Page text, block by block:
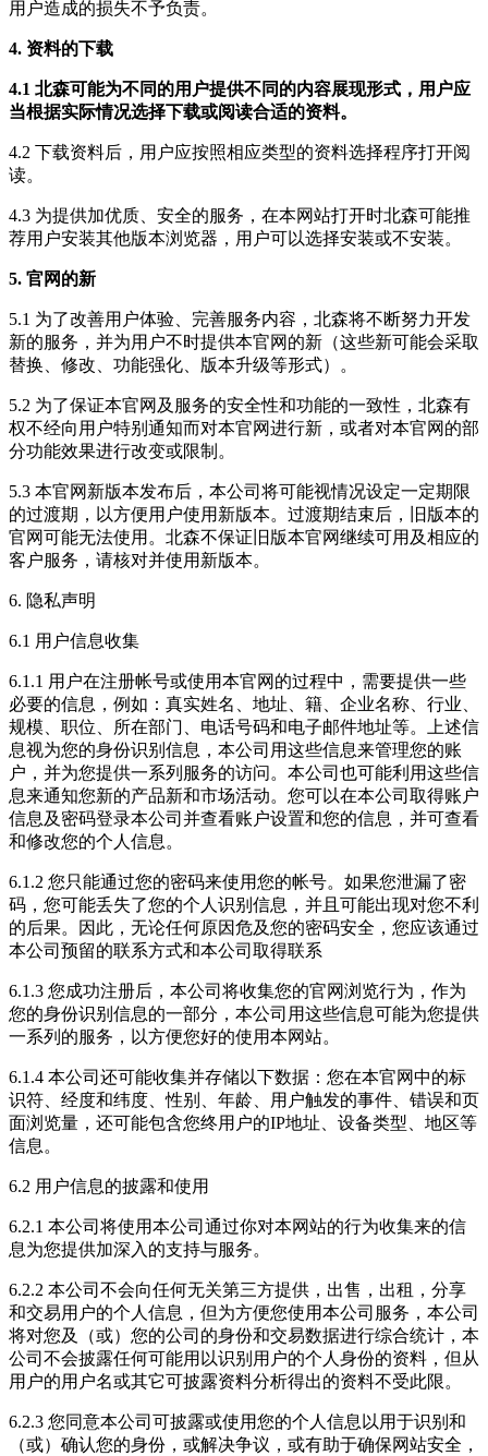
用户造成的损失不予负责。
4. 资料的下载
4.1 北森可能为不同的用户提供不同的内容展现形式，用户应
当根据实际情况选择下载或阅读合适的资料。
4.2 下载资料后，用户应按照相应类型的资料选择程序打开阅
读。
4.3 为提供加优质、安全的服务，在本网站打开时北森可能推
荐用户安装其他版本浏览器，用户可以选择安装或不安装。
5. 官网的新
5.1 为了改善用户体验、完善服务内容，北森将不断努力开发
新的服务，并为用户不时提供本官网的新（这些新可能会采取
替换、修改、功能强化、版本升级等形式）。
5.2 为了保证本官网及服务的安全性和功能的一致性，北森有
权不经向用户特别通知而对本官网进行新，或者对本官网的部
分功能效果进行改变或限制。
5.3 本官网新版本发布后，本公司将可能视情况设定一定期限
的过渡期，以方便用户使用新版本。过渡期结束后，旧版本的
官网可能无法使用。北森不保证旧版本官网继续可用及相应的
客户服务，请核对并使用新版本。
6. 隐私声明
6.1 用户信息收集
6.1.1 用户在注册帐号或使用本官网的过程中，需要提供一些
必要的信息，例如：真实姓名、地址、籍、企业名称、行业、
规模、职位、所在部门、电话号码和电子邮件地址等。上述信
息视为您的身份识别信息，本公司用这些信息来管理您的账
户，并为您提供一系列服务的访问。本公司也可能利用这些信
息来通知您新的产品新和市场活动。您可以在本公司取得账户
信息及密码登录本公司并查看账户设置和您的信息，并可查看
和修改您的个人信息。
6.1.2 您只能通过您的密码来使用您的帐号。如果您泄漏了密
码，您可能丢失了您的个人识别信息，并且可能出现对您不利
的后果。因此，无论任何原因危及您的密码安全，您应该通过
本公司预留的联系方式和本公司取得联系
6.1.3 您成功注册后，本公司将收集您的官网浏览行为，作为
您的身份识别信息的一部分，本公司用这些信息可能为您提供
一系列的服务，以方便您好的使用本网站。
6.1.4 本公司还可能收集并存储以下数据：您在本官网中的标
识符、经度和纬度、性别、年龄、用户触发的事件、错误和页
面浏览量，还可能包含您终用户的IP地址、设备类型、地区等
信息。
6.2 用户信息的披露和使用
6.2.1 本公司将使用本公司通过你对本网站的行为收集来的信
息为您提供加深入的支持与服务。
6.2.2 本公司不会向任何无关第三方提供，出售，出租，分享
和交易用户的个人信息，但为方便您使用本公司服务，本公司
将对您及（或）您的公司的身份和交易数据进行综合统计，本
公司不会披露任何可能用以识别用户的个人身份的资料，但从
用户的用户名或其它可披露资料分析得出的资料不受此限。
6.2.3 您同意本公司可披露或使用您的个人信息以用于识别和
（或）确认您的身份，或解决争议，或有助于确保网站安全，